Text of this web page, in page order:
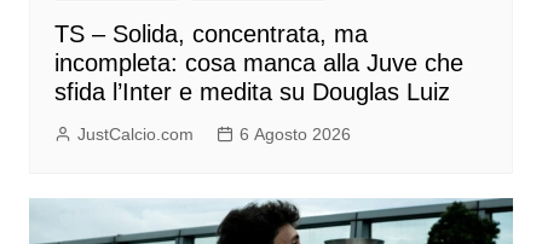
TS – Solida, concentrata, ma
incompleta: cosa manca alla Juve che
sfida l’Inter e medita su Douglas Luiz
JustCalcio.com 6 Agosto 2026